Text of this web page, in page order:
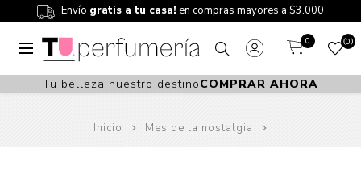
Envío gratis a tu casa! en compras mayores a $3.000
0 0
Tu belleza nuestro destinoCOMPRAR AHORA
Inicio Mes de la nostalgia